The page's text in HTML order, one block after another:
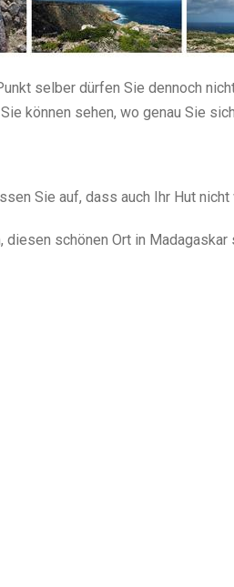
selber dürfen Sie dennoch
können sehen, wo genau Sie
Sie auf, dass auch Ihr Hut nicht
diesen schönen Ort in